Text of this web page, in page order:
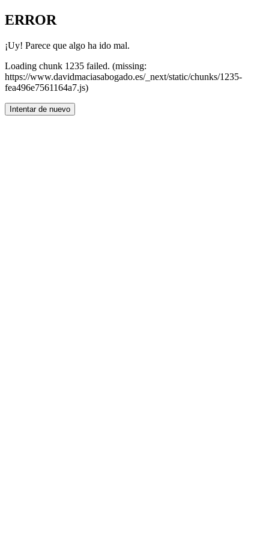
ERROR
¡Uy! Parece que algo ha ido mal.
Loading chunk 1235 failed. (missing:
https://www.davidmaciasabogado.es/_next/static/chunks/1235-
fea496e7561164a7.js)
Intentar de nuevo